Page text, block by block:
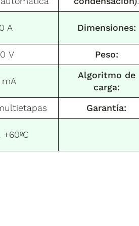
A Dimensiones:
V Peso:
mA
Algoritmo de
carga:
Garantía: